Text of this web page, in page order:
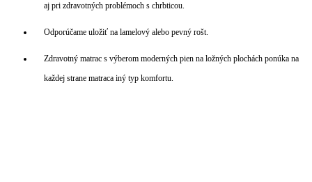
aj pri zdravotných problémoch s chrbticou.
Odporúčame uložiť na lamelový alebo pevný rošt.
Zdravotný matrac s výberom moderných pien na ložných plochách ponúka na
každej strane matraca iný typ komfortu.